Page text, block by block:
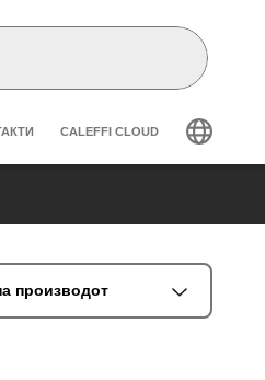
navigation
CALEFFI CLOUD
производот